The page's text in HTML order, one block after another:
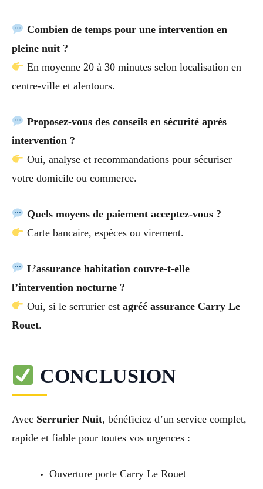
Combien de temps pour une intervention en
pleine nuit ?
En moyenne 20 à 30 minutes selon localisation en
centre-ville et alentours.
Proposez-vous des conseils en sécurité après
intervention ?
Oui, analyse et recommandations pour sécuriser
votre domicile ou commerce.
Quels moyens de paiement acceptez-vous ?
Carte bancaire, espèces ou virement.
L’assurance habitation couvre-t-elle
l’intervention nocturne ?
Oui, si le serrurier est agréé assurance Carry Le
Rouet.
CONCLUSION
Avec Serrurier Nuit, bénéficiez d’un service complet,
rapide et fiable pour toutes vos urgences :
Ouverture porte Carry Le Rouet